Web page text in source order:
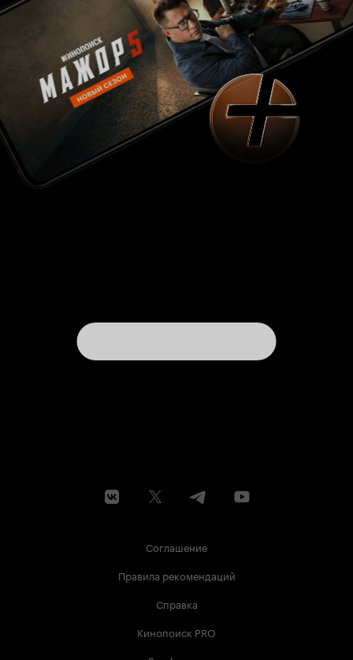
Соглашение
Правила рекомендаций
Справка
Кинопоиск PRO